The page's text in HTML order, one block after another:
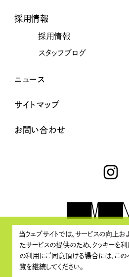
採用情報
採用情報
スタッフブログ
ニュース
サイトマップ
お問い合わせ
プライバシーポリシー・著作権について /
Copyright © Media Networks
当ウェブサイトでは、サービスの向上
たサービスの提供のため、クッキーを利
の利用にご同意頂ける場合には、この
覧を継続してください。